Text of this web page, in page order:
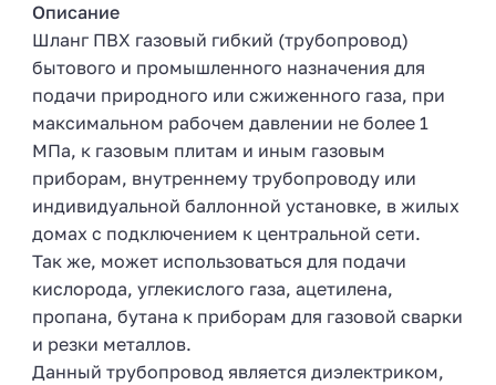
Описание
Шланг ПВХ газовый гибкий (трубопровод)
бытового и промышленного назначения для
подачи природного или сжиженного газа, при
максимальном рабочем давлении не более 1
МПа, к газовым плитам и иным газовым
приборам, внутреннему трубопроводу или
индивидуальной баллонной установке, в жилых
домах с подключением к центральной сети.
Так же, может использоваться для подачи
кислорода, углекислого газа, ацетилена,
пропана, бутана к приборам для газовой сварки
и резки металлов.
Данный трубопровод является диэлектриком,